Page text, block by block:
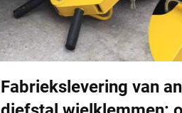
Fabriekslevering van